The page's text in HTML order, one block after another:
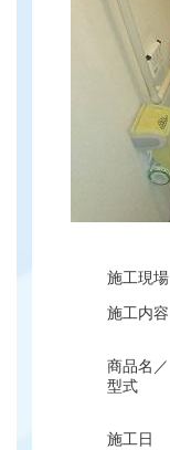
施工現場
施工内容
商品名／
型式
施工日